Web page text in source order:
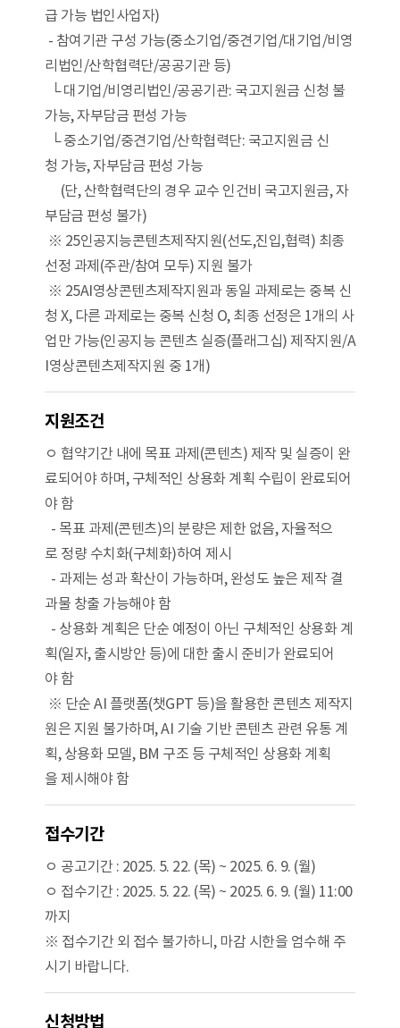
급 가능 법인사업자)
- 참여기관 구성 가능(중소기업/중견기업/대기업/비영
리법인/산학협력단/공공기관 등)
└ 대기업/비영리법인/공공기관: 국고지원금 신청 불
가능, 자부담금 편성 가능
└ 중소기업/중견기업/산학협력단: 국고지원금 신
청 가능, 자부담금 편성 가능
(단, 산학협력단의 경우 교수 인건비 국고지원금, 자
부담금 편성 불가)
※ 25인공지능콘텐츠제작지원(선도,진입,협력) 최종
선정 과제(주관/참여 모두) 지원 불가
※ 25AI영상콘텐츠제작지원과 동일 과제로는 중복 신
청 X, 다른 과제로는 중복 신청 O, 최종 선정은 1개의 사
업만 가능(인공지능 콘텐츠 실증(플래그십) 제작지원/A
I영상콘텐츠제작지원 중 1개)
지원조건
ㅇ 협약기간 내에 목표 과제(콘텐츠) 제작 및 실증이 완
료되어야 하며, 구체적인 상용화 계획 수립이 완료되어
야 함
- 목표 과제(콘텐츠)의 분량은 제한 없음, 자율적으
로 정량 수치화(구체화)하여 제시
- 과제는 성과 확산이 가능하며, 완성도 높은 제작 결
과물 창출 가능해야 함
- 상용화 계획은 단순 예정이 아닌 구체적인 상용화 계
획(일자, 출시방안 등)에 대한 출시 준비가 완료되어
야 함
※ 단순 AI 플랫폼(챗GPT 등)을 활용한 콘텐츠 제작지
원은 지원 불가하며, AI 기술 기반 콘텐츠 관련 유통 계
획, 상용화 모델, BM 구조 등 구체적인 상용화 계획
을 제시해야 함
접수기간
ㅇ 공고기간 : 2025. 5. 22. (목) ~ 2025. 6. 9. (월)
ㅇ 접수기간 : 2025. 5. 22. (목) ~ 2025. 6. 9. (월) 11:00
까지
※ 접수기간 외 접수 불가하니, 마감 시한을 엄수해 주
시기 바랍니다.
신청방법